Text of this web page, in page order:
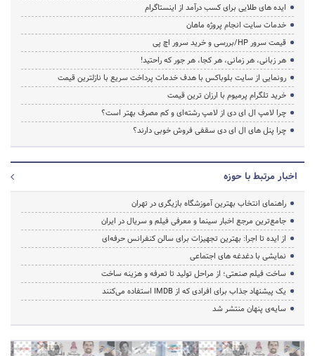
ایده های طلایی برای کسب درآمد از اینستاگرام
خدمات سایت انجام پروژه ماهان
قیمت سرور HP/بررسی و خرید سرور اچ پی
هر زبانی، هر زمانی، هر کجا، هر جور که راحتید!
رونمایی از سایت بلوباکس با هدف خدمات پرداخت سریع با نازلترین قیمت
خرید تلگرام پرمیوم با ارزان ترین قیمت
چرا لامپ ال ای دی از لامپ رشته‌ای و کم مصرف بهتر است؟
چرا پنل های ال ای دی سقفی فروش خوبی دارند؟
اخبار مرتبط با حوزه
راهنمای انتخاب بهترین آموزشگاه بازیگری در تهران
جامع‌ترین مرجع اخبار سینما و معرفی فیلم و سریال در ایران
از ایده تا اجرا: بهترین تجهیزات برای سالن کنفرانس حرفه‌ای
نمایشی با دغدغه های اجتماعی
ساخت فیلم صنعتی؛ از مراحل تولید تا تعرفه و هزینه ساخت
یک پیشنهاد جذاب برای افرادی که از IMDB استفاده می‌کنند
سایه‌ی پنهان منتشر شد